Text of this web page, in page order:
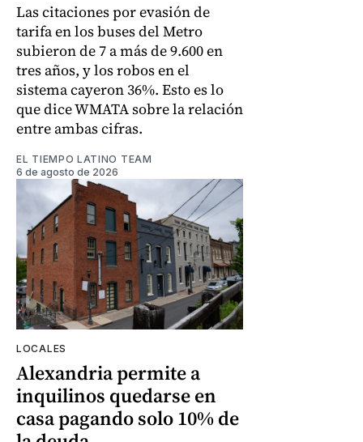
Las citaciones por evasión de
tarifa en los buses del Metro
subieron de 7 a más de 9.600 en
tres años, y los robos en el
sistema cayeron 36%. Esto es lo
que dice WMATA sobre la relación
entre ambas cifras.
EL TIEMPO LATINO TEAM
6 de agosto de 2026
LOCALES
Alexandria permite a
inquilinos quedarse en
casa pagando solo 10% de